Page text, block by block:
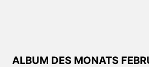
ALBUM DES MONATS